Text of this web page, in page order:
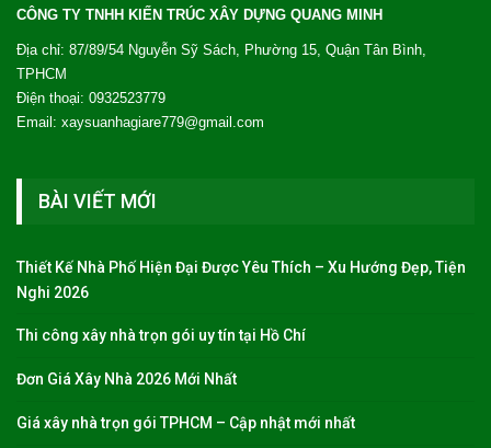
CÔNG TY TNHH KIẾN TRÚC XÂY DỰNG QUANG MINH
Địa chỉ: 87/89/54 Nguyễn Sỹ Sách, Phường 15, Quận Tân Bình,
TPHCM
Điện thoại: 0932523779
Email: xaysuanhagiare779@gmail.com
BÀI VIẾT MỚI
Thiết Kế Nhà Phố Hiện Đại Được Yêu Thích – Xu Hướng Đẹp, Tiện
Nghi 2026
Thi công xây nhà trọn gói uy tín tại Hồ Chí
Đơn Giá Xây Nhà 2026 Mới Nhất
Giá xây nhà trọn gói TPHCM – Cập nhật mới nhất